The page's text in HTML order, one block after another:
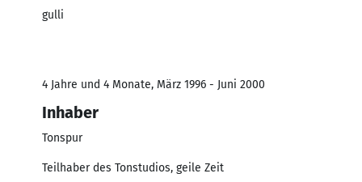
gulli
4 Jahre und 4 Monate, März 1996 - Juni 2000
Inhaber
Tonspur
Teilhaber des Tonstudios, geile Zeit